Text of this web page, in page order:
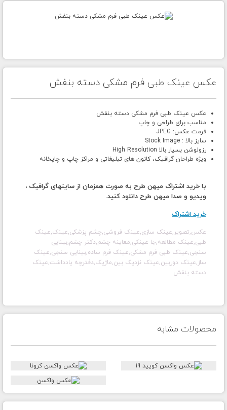
عکس عینک طبی فرم مشکی دسته بنفش
عکس عینک طبی فرم مشکی دسته بنفش
مناسب برای طراحی و چاپ
فرمت عکس: JPEG
سایز بالا : Stock Image
رزولوشن بسیار بالا High Resolution
ویژه طراحان گرافیک، کانون های تبلیغاتی و مراکز چاپ و چاپخانه
با خرید اشتراک میهن طرح به صورت همزمان از سایتهای گرافیک ،
ویدیو و صدا میهن طرح دانلود کنید.
خرید اشتراک
عکس,تصویر,عینک سازی,عینک فروشی,چشم پزشکی,عینک,عینک
طبی,عینک مطالعه,جا عینکی,معاینه چشم,دکتر چشم,بینایی
سنجی,عینک طبی فرم مشکی,عینک فرم ساده,بینایی سنجی,عینک
ساز,عینک دوربین,عینک نزدیک بین,ماژیک,دفترچه یادداشت,عینک
دسته بنفش
محصولات مشابه